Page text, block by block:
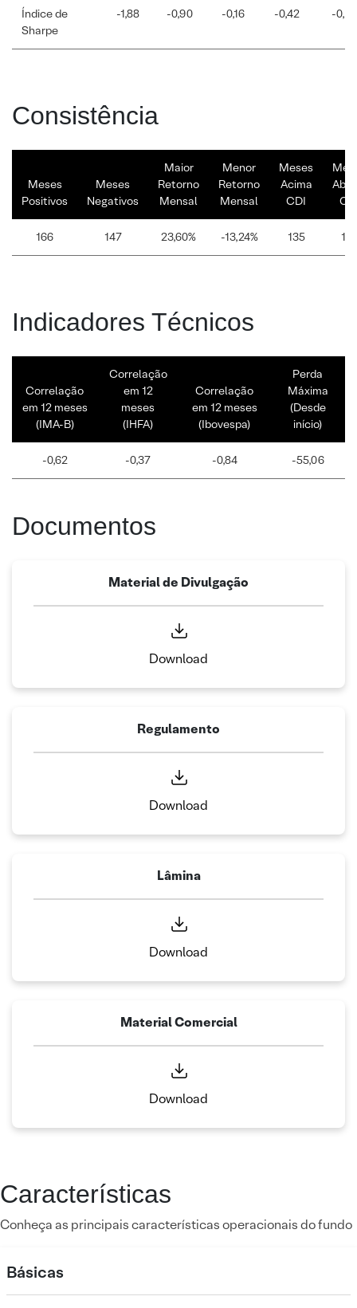
Índice de
Sharpe
-1,88 -0,90 -0,16 -0,42 -0,24
Consistência
Meses
Positivos
Meses
Negativos
Maior
Retorno
Mensal
Menor
Retorno
Mensal
Meses
Acima
CDI
166 147 23,60% -13,24% 135
Indicadores Técnicos
Correlação
em 12 meses
(IMA-B)
Correlação
em 12
meses
(IHFA)
Correlação
em 12 meses
(Ibovespa)
Perda
Máxima
(Desde
início)
-0,62 -0,37 -0,84 -55,06
Documentos
Material de Divulgação
Download
Regulamento
Download
Lâmina
Download
Material Comercial
Download
Características
Conheça as principais características operacionais do fundo
Básicas